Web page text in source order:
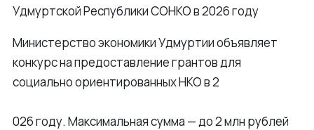
Удмуртской Республики СОНКО в 2026 году
Министерство экономики Удмуртии объявляет
конкурс на предоставление грантов для
социально ориентированных НКО в 2
026 году. Максимальная сумма — до 2 млн рублей